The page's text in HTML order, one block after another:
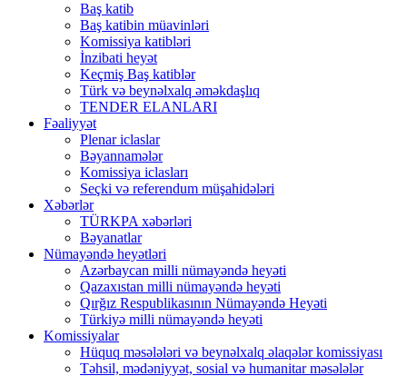
Baş katib
Baş katibin müavinləri
Komissiya katibləri
İnzibati heyət
Keçmiş Baş katiblər
Türk və beynəlxalq əməkdaşlıq
TENDER ELANLARI
Fəaliyyət
Plenar iclaslar
Bəyannamələr
Komissiya iclasları
Seçki və referendum müşahidələri
Xəbərlər
TÜRKPA xəbərləri
Bəyanatlar
Nümayəndə heyətləri
Azərbaycan milli nümayəndə heyəti
Qazaxıstan milli nümayəndə heyəti
Qırğız Respublikasının Nümayəndə Heyəti
Türkiyə milli nümayəndə heyəti
Komissiyalar
Hüquq məsələləri və beynəlxalq əlaqələr komissiyası
Təhsil, mədəniyyət, sosial və humanitar məsələlər